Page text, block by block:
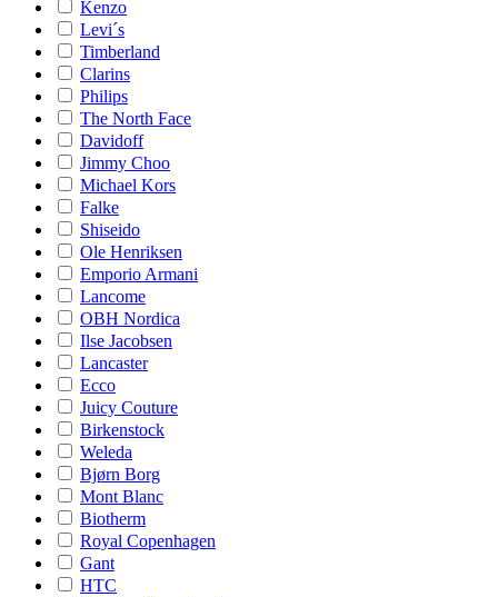
Kenzo
Levi´s
Timberland
Clarins
Philips
The North Face
Davidoff
Jimmy Choo
Michael Kors
Falke
Shiseido
Ole Henriksen
Emporio Armani
Lancome
OBH Nordica
Ilse Jacobsen
Lancaster
Ecco
Juicy Couture
Birkenstock
Weleda
Bjørn Borg
Mont Blanc
Biotherm
Royal Copenhagen
Gant
HTC